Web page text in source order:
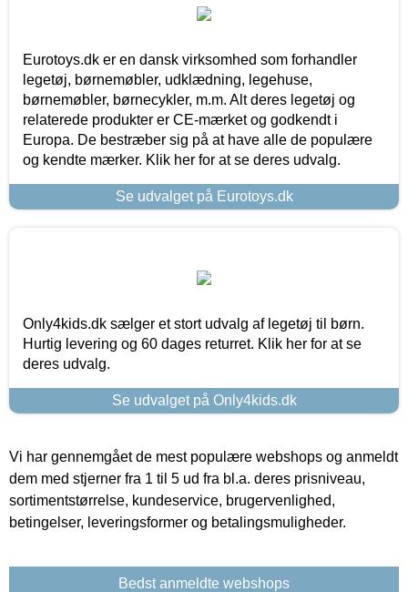
Eurotoys.dk er en dansk virksomhed som forhandler
legetøj, børnemøbler, udklædning, legehuse,
børnemøbler, børnecykler, m.m. Alt deres legetøj og
relaterede produkter er CE-mærket og godkendt i
Europa. De bestræber sig på at have alle de populære
og kendte mærker. Klik her for at se deres udvalg.
Se udvalget på Eurotoys.dk
Only4kids.dk sælger et stort udvalg af legetøj til børn.
Hurtig levering og 60 dages returret. Klik her for at se
deres udvalg.
Se udvalget på Only4kids.dk
Vi har gennemgået de mest populære webshops og anmeldt
dem med stjerner fra 1 til 5 ud fra bl.a. deres prisniveau,
sortimentstørrelse, kundeservice, brugervenlighed,
betingelser, leveringsformer og betalingsmuligheder.
Bedst anmeldte webshops